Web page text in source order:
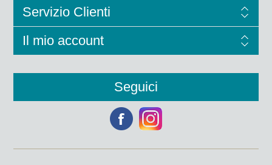
Servizio Clienti
Il mio account
Seguici